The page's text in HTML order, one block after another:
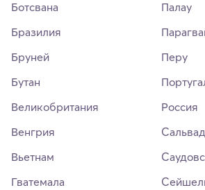
Ботсвана
Бразилия
Бруней
Бутан
Великобритания
Венгрия
Вьетнам
Гватемала
Палау
Перу
Россия